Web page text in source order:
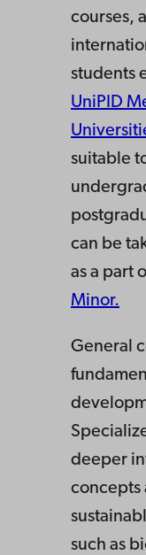
courses,
students
UniPID
suitable
can be
as a part
Minor.
General
deeper
concepts
such as